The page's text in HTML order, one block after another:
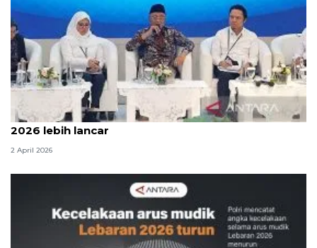
Menteri PU sebut arus mudik dan balik Lebaran
2026 lebih lancar
2 April 2026